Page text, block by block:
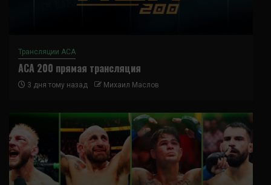
Трансляции ACA
ACA 200 прямая трансляция
3 дня тому назад Михаил Маслов